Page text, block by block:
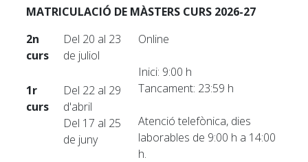
MATRICULACIÓ DE MÀSTERS CURS 2026-27
2n
curs
Del 20 al 23
de juliol
Online
Inici: 9:00 h
Tancament: 23:59 h
Atenció telefònica, dies
laborables de 9:00 h a 14:00
h.
1r
curs
Del 22 al 29
d'abril
Del 17 al 25
de juny